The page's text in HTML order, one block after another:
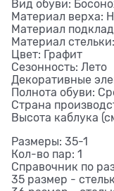
Вид обуви:
Материал верха:
Материал
Материал
Цвет: Графит
Сезонность: Лето
Декоративные
Полнота обуви:
Страна
Высота каблука
Размеры: 35-1
Кол-во пар: 1
Справочник по
35 размер -